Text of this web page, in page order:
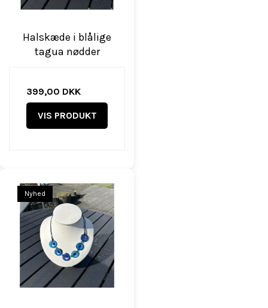
Halskæde i blålige
tagua nødder
399,00 DKK
VIS PRODUKT
Nyhed